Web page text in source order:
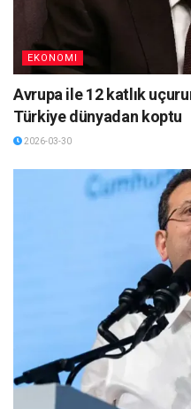
EKONOMI
Avrupa ile 12 katlık
Türkiye dünyadan koptu
2026-03-30